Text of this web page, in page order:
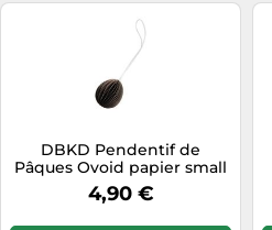
DBKD Pendentif de
Pâques Ovoid papier small
4 cm Brown
4,90 €